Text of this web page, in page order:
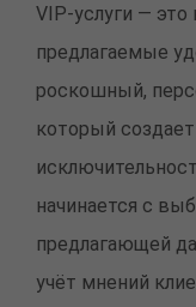
VIP-услуги —
предлагаемые
роскошный,
который
начинается с
предлагающей
учёт мнений